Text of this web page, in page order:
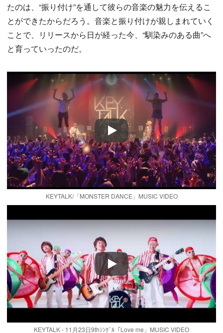
たのは、“振り付け”を通して彼らの音楽の魅力を伝えるこ
とができたからだろう。音楽と振り付けが親しまれていく
ことで、リリースから日が経った今、“馴染みのある曲”へ
と育っていったのだ。
Play
KEYTALK/「MONSTER DANCE」MUSIC VIDEO
Play
KEYTALK - 11月23日9thｼﾝｸﾞﾙ「Love me」MUSIC VIDEO